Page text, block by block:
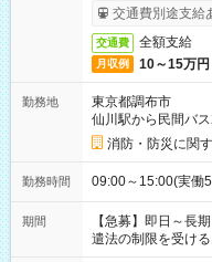
交通費別途支給
交通費 全額支給
月収例 10～15万円
勤務地
東京都調布市
仙川駅から民間バ
消防・防災に関
勤務時間 09:00～15:00(実
期間
【急募】即日～
遣法の制限を受け